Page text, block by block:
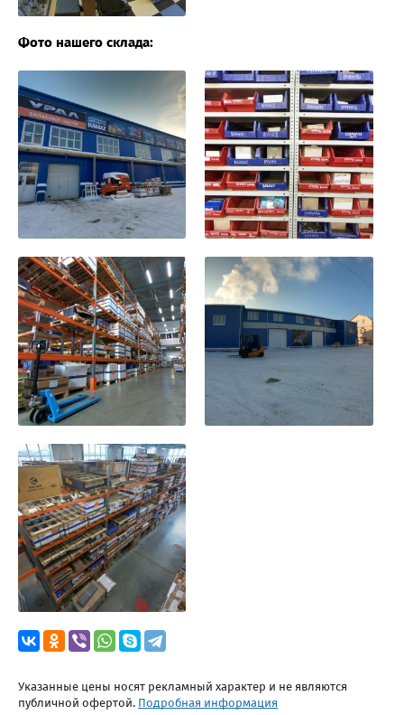
Фото нашего склада:
Указанные цены носят рекламный характер и не являются
публичной офертой. Подробная информация